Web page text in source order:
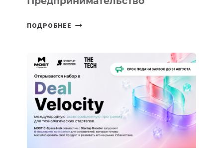
ПОДРОБНЕЕ ОТ
АЛМАТЫ:
AI
YOUTH
CAMP
ДАЛ
30
ПОДРОСТКАМ